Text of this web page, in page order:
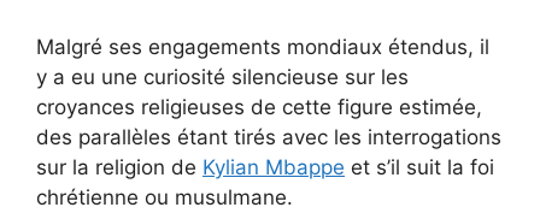
Malgré ses engagements mondiaux étendus, il
y a eu une curiosité silencieuse sur les
croyances religieuses de cette figure estimée,
des parallèles étant tirés avec les interrogations
sur la religion de Kylian Mbappe et s’il suit la foi
chrétienne ou musulmane.